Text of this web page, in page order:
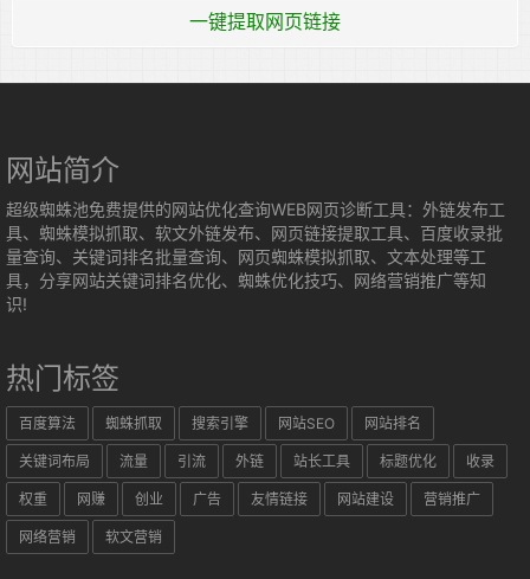
一键提取网页链接
网站简介
超级蜘蛛池免费提供的网站优化查询WEB网页诊断工具：外链发布工
具、蜘蛛模拟抓取、软文外链发布、网页链接提取工具、百度收录批
量查询、关键词排名批量查询、网页蜘蛛模拟抓取、文本处理等工
具，分享网站关键词排名优化、蜘蛛优化技巧、网络营销推广等知
识!
热门标签
百度算法 蜘蛛抓取 搜索引擎 网站SEO 网站排名
关键词布局 流量 引流 外链 站长工具 标题优化 收录
权重 网赚 创业 广告 友情链接 网站建设 营销推广
网络营销 软文营销